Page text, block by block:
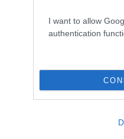
I want to allow
authentication